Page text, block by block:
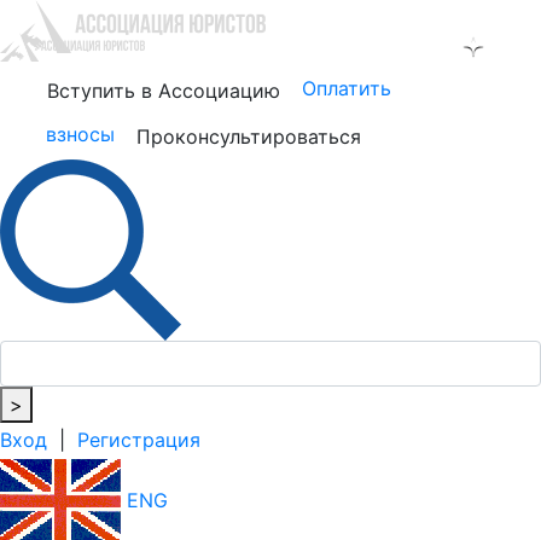
Вступить в Ассоциацию
Оплатить
взносы
Проконсультироваться
>
Вход
Регистрация
ENG